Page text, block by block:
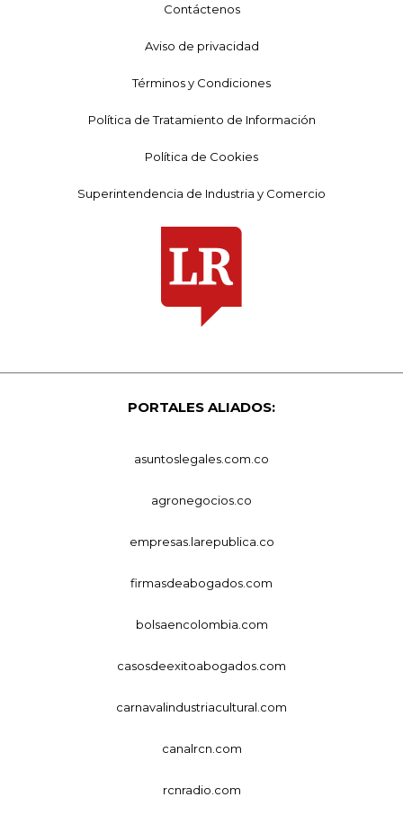
Contáctenos
Aviso de privacidad
Términos y Condiciones
Política de Tratamiento de Información
Política de Cookies
Superintendencia de Industria y Comercio
PORTALES ALIADOS:
asuntoslegales.com.co
agronegocios.co
empresas.larepublica.co
firmasdeabogados.com
bolsaencolombia.com
casosdeexitoabogados.com
carnavalindustriacultural.com
canalrcn.com
rcnradio.com